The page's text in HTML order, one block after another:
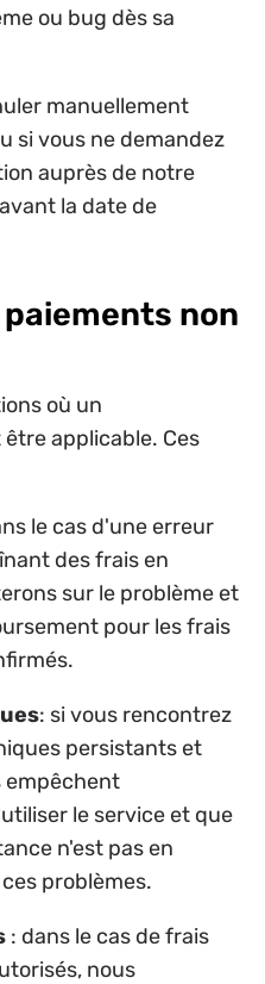
ou bug dès sa
manuellement
si vous ne demandez
auprès de notre
la date de
non
où un
applicable. Ces
le cas d'une erreur
des frais en
sur le problème et
pour les frais
: si vous rencontrez
persistants et
empêchent
le service et que
n'est pas en
problèmes.
: dans le cas de frais
nous